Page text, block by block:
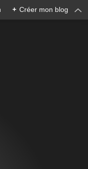
+ Créer mon blog